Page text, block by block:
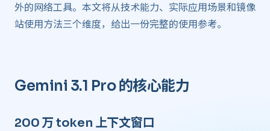
外的网络工具。本文将从技术能力、实际应用场景和镜像
站使用方法三个维度，给出一份完整的使用参考。
Gemini 3.1 Pro 的核心能力
200 万 token 上下文窗口